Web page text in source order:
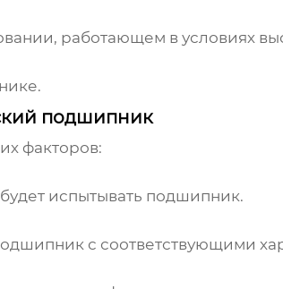
работающем в условиях
подшипник
факторов:
испытывать подшипник.
с соответствующими